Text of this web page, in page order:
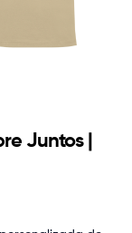
Juntos |